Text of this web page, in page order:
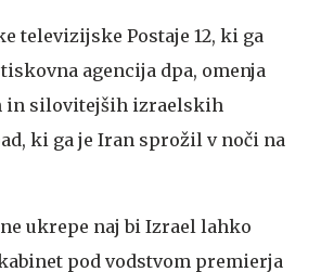
televizijske Postaje 12, ki ga
agencija dpa, omenja
in silovitejših izraelskih
ki ga je Iran sprožil v noči na
ukrepe naj bi Izrael lahko
pod vodstvom premierja